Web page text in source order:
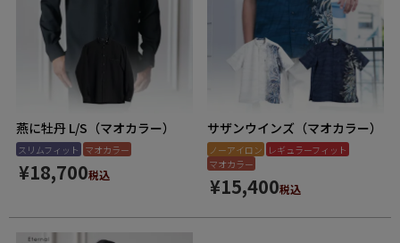
燕に牡丹 L/S（マオカラー）
スリムフィット マオカラー
¥18,700税込
サザンウインズ（マオカラー）
ノーアイロン レギュラーフィット
マオカラー
¥15,400税込